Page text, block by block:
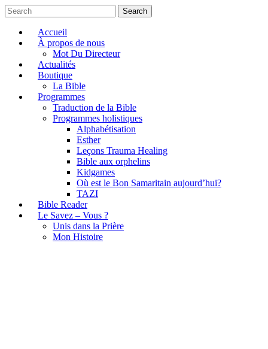
Search
Accueil
À propos de nous
Mot Du Directeur
Actualités
Boutique
La Bible
Programmes
Traduction de la Bible
Programmes holistiques
Alphabétisation
Esther
Leçons Trauma Healing
Bible aux orphelins
Kidgames
Où est le Bon Samaritain aujourd’hui?
TAZI
Bible Reader
Le Savez – Vous ?
Unis dans la Prière
Mon Histoire